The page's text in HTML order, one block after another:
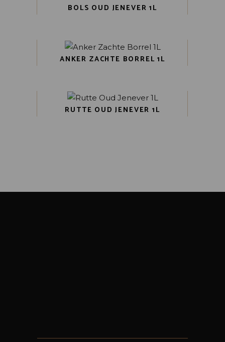
BOLS OUD JENEVER 1L
ANKER ZACHTE BORREL 1L
RUTTE OUD JENEVER 1L